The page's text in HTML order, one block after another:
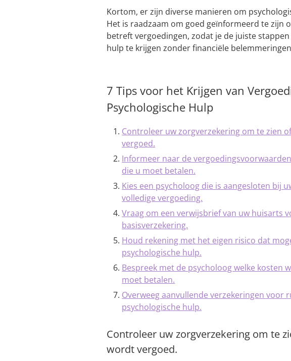
Kortom, er zijn diverse manieren om
Het is raadzaam om goed geïnformeerd te zijn
betreft vergoedingen, zodat je de juiste
hulp te krijgen zonder financiële
7 Tips voor het Krijgen van
Psychologische Hulp
Controleer uw zorgverzekering om te zien
vergoed.
Informeer naar de
die u moet betalen.
Kies een psycholoog die is aangesloten bij
volledige vergoeding.
Vraag om een verwijsbrief van uw huisarts
basisverzekering.
Houd rekening met het eigen risico dat
psychologische hulp.
Bespreek met de psycholoog welke kosten
moet betalen.
Overweeg aanvullende verzekeringen voor
psychologische hulp.
Controleer uw zorgverzekering om te
wordt vergoed.